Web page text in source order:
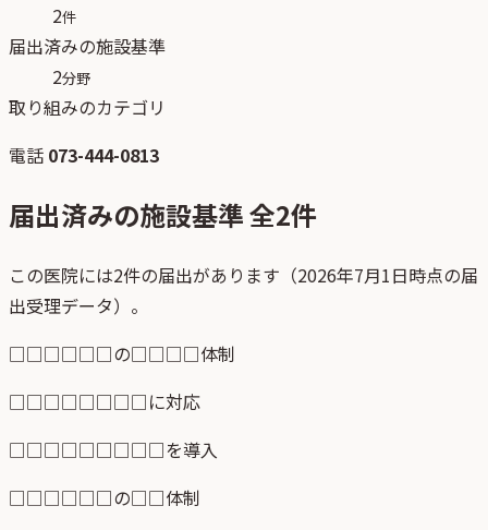
2件
届出済みの施設基準
2分野
取り組みのカテゴリ
電話 073-444-0813
届出済みの施設基準 全2件
この医院には2件の届出があります（2026年7月1日時点の届
出受理データ）。
□□□□□□の□□□□体制
□□□□□□□□に対応
□□□□□□□□□を導入
□□□□□□の□□体制